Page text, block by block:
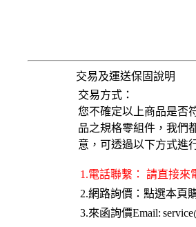
交易及運送保固說明
交易方式：
您不確定以上商品是否
品之規格零組件，我們
意，可透過以下方式進
1.電話聯繫： 請直接來
2.網路詢價：點選本頁
3.來函詢價Email: